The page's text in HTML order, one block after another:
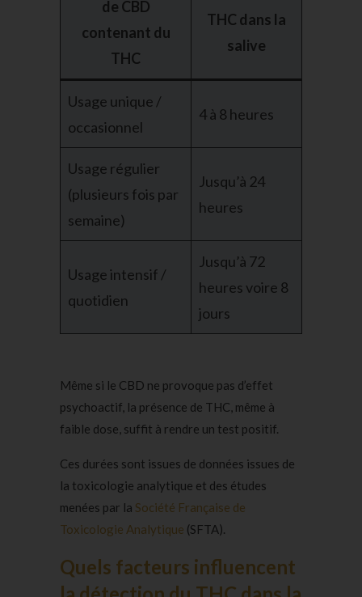
de CBD
contenant du
THC
THC dans la
salive
Usage unique /
occasionnel
4 à 8 heures
Usage régulier
(plusieurs fois par
semaine)
Jusqu’à 24
heures
Usage intensif /
quotidien
Jusqu’à 72
heures voire 8
jours
Même si le CBD ne provoque pas d’effet
psychoactif, la présence de THC, même à
faible dose, suffit à rendre un test positif.
Ces durées sont issues de données issues de
la toxicologie analytique et des études
menées par la Société Française de
Toxicologie Analytique (SFTA).
Quels facteurs influencent